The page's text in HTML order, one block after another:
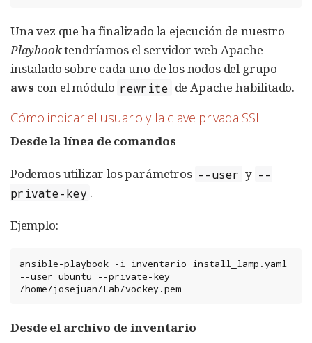
Una vez que ha finalizado la ejecución de nuestro
Playbooktendríamos el servidor web Apache
instalado sobre cada uno de los nodos del grupo
aws con el módulo rewrite de Apache habilitado.
Cómo indicar el usuario y la clave privada SSH
Desde la línea de comandos
Podemos utilizar los parámetros --user y --
private-key .
Ejemplo:
ansible-playbook -i inventario install_lamp.yaml
--user ubuntu
--private-key
/home/josejuan/Lab/vockey.pem
Desde el archivo de inventario